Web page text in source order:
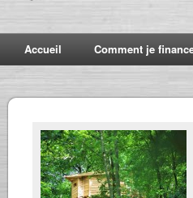
Accueil Comment je